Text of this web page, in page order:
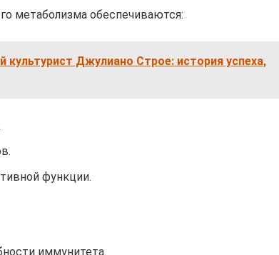
метаболизма обеспечиваются:
Джулиано Строе: история успеха,
функции.
иммунитета.